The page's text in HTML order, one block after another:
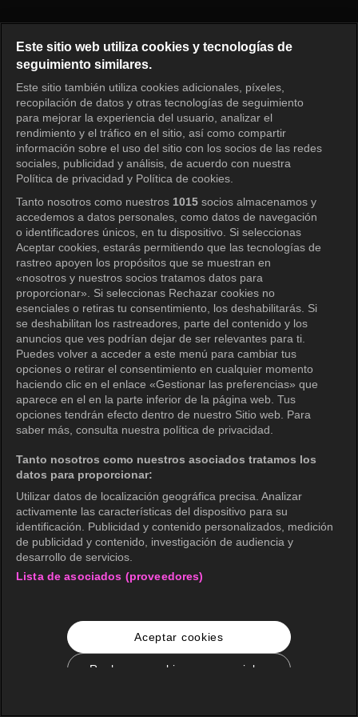
Iniciar sesión
Este sitio web utiliza cookies y tecnologías de
seguimiento similares.
Este sitio también utiliza cookies adicionales, píxeles,
recopilación de datos y otras tecnologías de seguimiento
para mejorar la experiencia del usuario, analizar el
rendimiento y el tráfico en el sitio, así como compartir
información sobre el uso del sitio con los socios de las redes
sociales, publicidad y análisis, de acuerdo con nuestra
Política de privacidad y Política de cookies.
Tanto nosotros como nuestros 1015 socios almacenamos y
accedemos a datos personales, como datos de navegación
o identificadores únicos, en tu dispositivo. Si seleccionas
Aceptar cookies, estarás permitiendo que las tecnologías de
rastreo apoyen los propósitos que se muestran en
«nosotros y nuestros socios tratamos datos para
proporcionar». Si seleccionas Rechazar cookies no
esenciales o retiras tu consentimiento, los deshabilitarás. Si
se deshabilitan los rastreadores, parte del contenido y los
anuncios que ves podrían dejar de ser relevantes para ti.
Puedes volver a acceder a este menú para cambiar tus
opciones o retirar el consentimiento en cualquier momento
haciendo clic en el enlace «Gestionar las preferencias» que
aparece en el en la parte inferior de la página web. Tus
opciones tendrán efecto dentro de nuestro Sitio web. Para
saber más, consulta nuestra política de privacidad.
Tanto nosotros como nuestros asociados tratamos los
datos para proporcionar:
Utilizar datos de localización geográfica precisa. Analizar
activamente las características del dispositivo para su
identificación. Publicidad y contenido personalizados, medición
de publicidad y contenido, investigación de audiencia y
desarrollo de servicios.
Lista de asociados (proveedores)
Aceptar cookies
Rechazar cookies no esenciales